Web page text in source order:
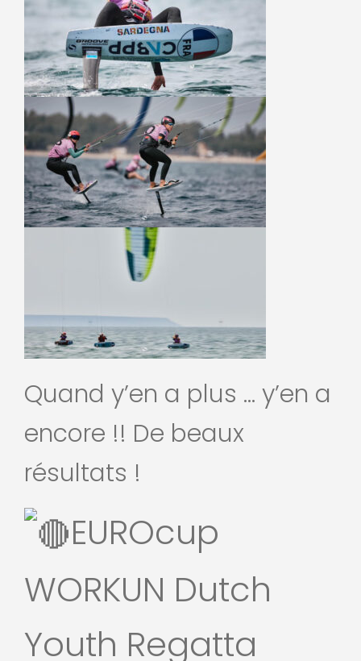
Quand y’en a plus … y’en a
encore !! De beaux
résultats !
EUROcup
WORKUN Dutch
Youth Regatta